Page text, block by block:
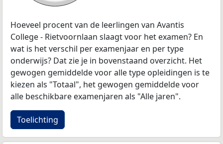
Hoeveel procent van de leerlingen van Avantis
College - Rietvoornlaan slaagt voor het examen? En
wat is het verschil per examenjaar en per type
onderwijs? Dat zie je in bovenstaand overzicht. Het
gewogen gemiddelde voor alle type opleidingen is te
kiezen als "Totaal", het gewogen gemiddelde voor
alle beschikbare examenjaren als "Alle jaren".
Toelichting